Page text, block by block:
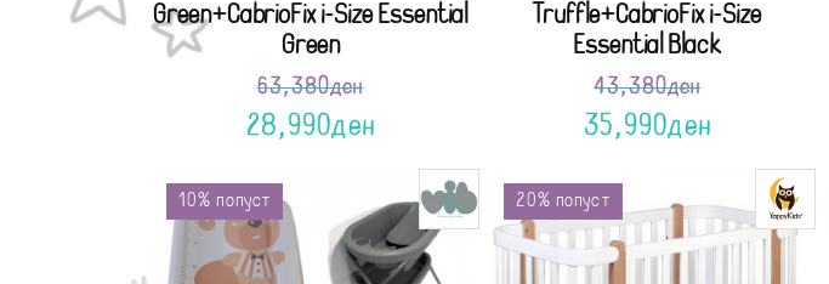
Green+CabrioFix i-Size Essential
Green
63,380ден
28,990ден
Truffle+CabrioFix i-Size
Essential Black
43,380ден
35,990ден
10% попуст 20% попуст